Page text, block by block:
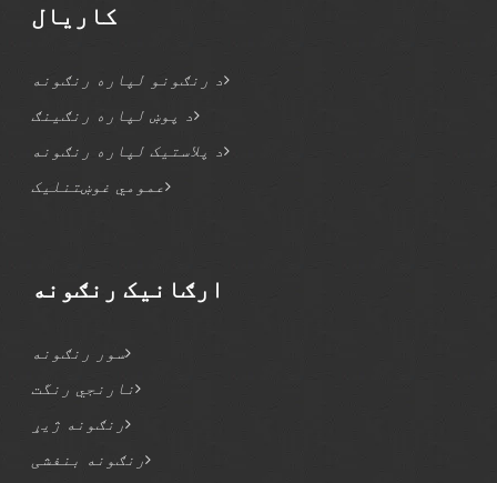
کاریال
د رنګونو لپاره رنګونه
د پوښ لپاره رنګینګ
د پلاستيک لپاره رنګونه
عمومي غوښتنلیک
ارګانیک رنګونه
سور رنګونه
نارنجي رنگت
رنګونه ژیړ
رنګونه بنفشی